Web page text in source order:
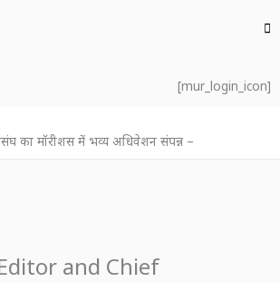
[mur_login_icon]
का मॉरीशस में भव्य अधिवेशन संपन्न –
and Chief